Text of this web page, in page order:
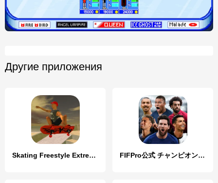
Другие приложения
Skating Freestyle Extreme 3D FIFPro公式 チャンピオンイレブン